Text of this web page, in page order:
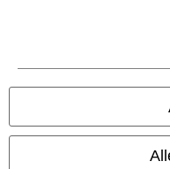
Bedrijfsgegevens
Privacyverklaring